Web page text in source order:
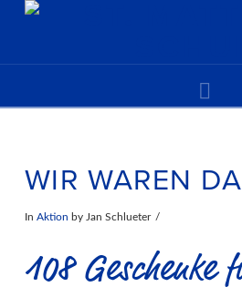
WIR WAREN
In Aktion by Jan Schlueter
108 Geschenke